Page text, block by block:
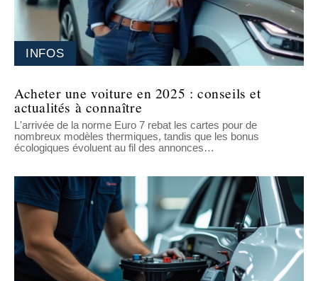
INFOS
Acheter une voiture en 2025 : conseils et
actualités à connaître
L'arrivée de la norme Euro 7 rebat les cartes pour de
nombreux modèles thermiques, tandis que les bonus
écologiques évoluent au fil des annonces…